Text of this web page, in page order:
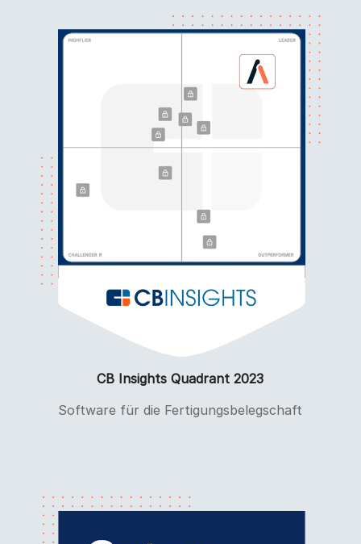
CB Insights Quadrant 2023
Software für die Fertigungsbelegschaft